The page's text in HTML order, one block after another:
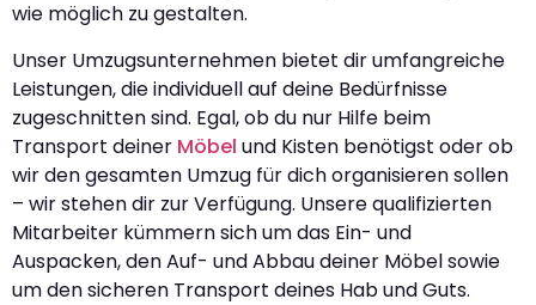
wie möglich zu gestalten.
Unser Umzugsunternehmen bietet dir umfangreiche
Leistungen, die individuell auf deine Bedürfnisse
zugeschnitten sind. Egal, ob du nur Hilfe beim
Transport deiner Möbel und Kisten benötigst oder ob
wir den gesamten Umzug für dich organisieren sollen
– wir stehen dir zur Verfügung. Unsere qualifizierten
Mitarbeiter kümmern sich um das Ein- und
Auspacken, den Auf- und Abbau deiner Möbel sowie
um den sicheren Transport deines Hab und Guts.